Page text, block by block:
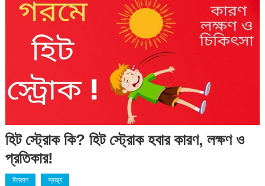
হিট স্ট্রোক কি? হিট স্ট্রোক হবার কারণ, লক্ষণ ও
প্রতিকার!
দিনকাল স্বাস্থ্য